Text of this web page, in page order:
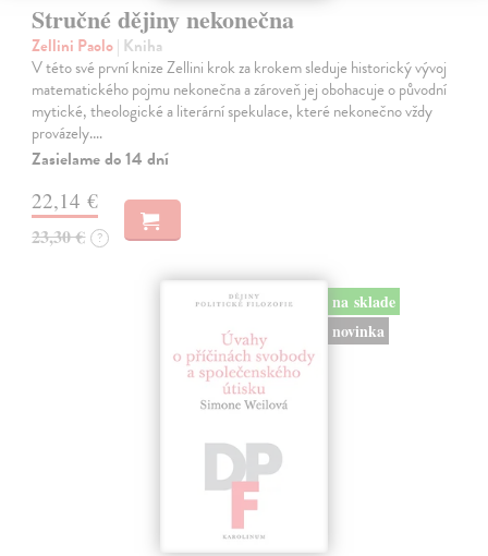
Stručné dějiny nekonečna
Zellini Paolo| Kniha
V této své první knize Zellini krok za krokem sleduje historický vývoj
matematického pojmu nekonečna a zároveň jej obohacuje o původní
mytické, theologické a literární spekulace, které nekonečno vždy
provázely.…
Zasielame do 14 dní
22,14 €
23,30 € ?
na sklade
novinka